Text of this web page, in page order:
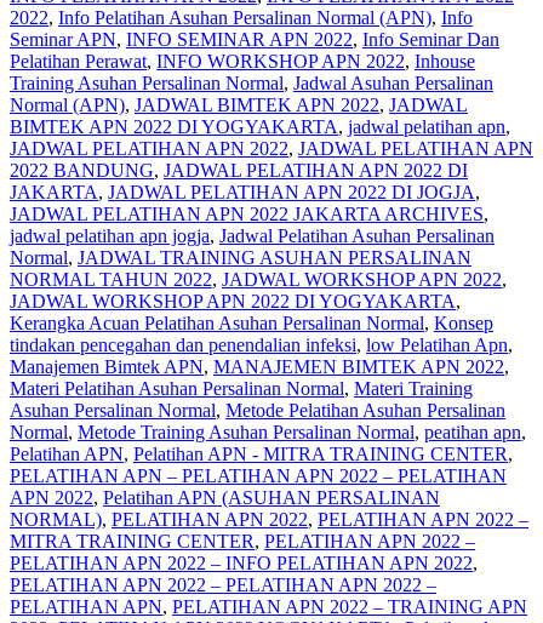
2022, Info Pelatihan Asuhan Persalinan Normal (APN), Info
Seminar APN, INFO SEMINAR APN 2022, Info Seminar Dan
Pelatihan Perawat, INFO WORKSHOP APN 2022, Inhouse
Training Asuhan Persalinan Normal, Jadwal Asuhan Persalinan
Normal (APN), JADWAL BIMTEK APN 2022, JADWAL
BIMTEK APN 2022 DI YOGYAKARTA, jadwal pelatihan apn,
JADWAL PELATIHAN APN 2022, JADWAL PELATIHAN APN
2022 BANDUNG, JADWAL PELATIHAN APN 2022 DI
JAKARTA, JADWAL PELATIHAN APN 2022 DI JOGJA,
JADWAL PELATIHAN APN 2022 JAKARTA ARCHIVES,
jadwal pelatihan apn jogja, Jadwal Pelatihan Asuhan Persalinan
Normal, JADWAL TRAINING ASUHAN PERSALINAN
NORMAL TAHUN 2022, JADWAL WORKSHOP APN 2022,
JADWAL WORKSHOP APN 2022 DI YOGYAKARTA,
Kerangka Acuan Pelatihan Asuhan Persalinan Normal, Konsep
tindakan pencegahan dan penendalian infeksi, low Pelatihan Apn,
Manajemen Bimtek APN, MANAJEMEN BIMTEK APN 2022,
Materi Pelatihan Asuhan Persalinan Normal, Materi Training
Asuhan Persalinan Normal, Metode Pelatihan Asuhan Persalinan
Normal, Metode Training Asuhan Persalinan Normal, peatihan apn,
Pelatihan APN, Pelatihan APN - MITRA TRAINING CENTER,
PELATIHAN APN – PELATIHAN APN 2022 – PELATIHAN
APN 2022, Pelatihan APN (ASUHAN PERSALINAN
NORMAL), PELATIHAN APN 2022, PELATIHAN APN 2022 –
MITRA TRAINING CENTER, PELATIHAN APN 2022 –
PELATIHAN APN 2022 – INFO PELATIHAN APN 2022,
PELATIHAN APN 2022 – PELATIHAN APN 2022 –
PELATIHAN APN, PELATIHAN APN 2022 – TRAINING APN